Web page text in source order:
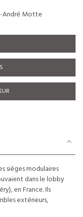
André Motte
sièges modulaires
dans le lobby
en France. Ils
extérieurs,